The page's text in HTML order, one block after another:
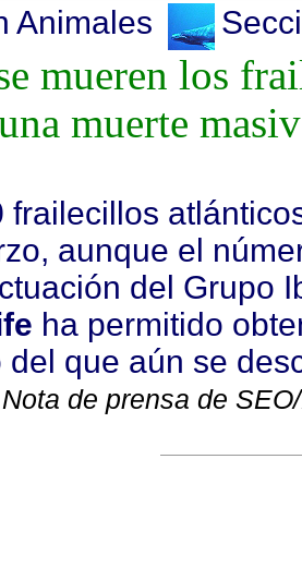
Animales
mueren los
muerte
frailecillos
aunque el
del Grupo
ha permitido
del que aún se
de prensa de